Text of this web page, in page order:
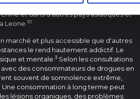
On pense que ces opioïdes
et dans d’autres pays asiatiques et
Leone. 10
marché et plus accessible que d'autres
le rend hautement addictif. Le
et mentale. 3 Selon les consultations
des consommateurs de drogues en
souvent de somnolence extrême,
consommation à long terme peut
lésions organiques, des problèmes